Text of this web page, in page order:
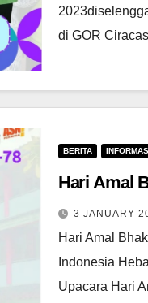
di GOR
BERITA
Hari Amal
3 JANUARY
Hari Amal
Indonesia
Upacara Hari